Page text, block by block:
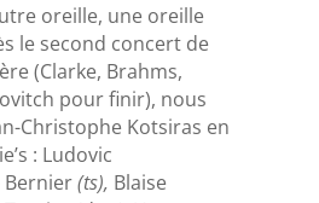
oreille, une oreille
le second concert de
(Clarke, Brahms,
pour finir), nous
Christophe Kotsiras en
: Ludovic
Bernier(ts), Blaise